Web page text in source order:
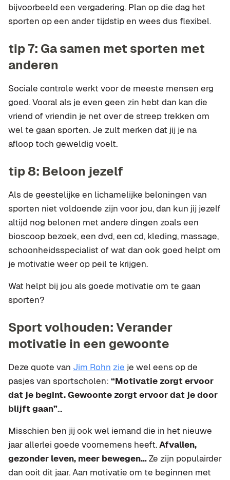
bijvoorbeeld een vergadering. Plan op die dag het
sporten op een ander tijdstip en wees dus flexibel.
tip 7: Ga samen met sporten met
anderen
Sociale controle werkt voor de meeste mensen erg
goed. Vooral als je even geen zin hebt dan kan die
vriend of vriendin je net over de streep trekken om
wel te gaan sporten. Je zult merken dat jij je na
afloop toch geweldig voelt.
tip 8: Beloon jezelf
Als de geestelijke en lichamelijke beloningen van
sporten niet voldoende zijn voor jou, dan kun jij jezelf
altijd nog belonen met andere dingen zoals een
bioscoop bezoek, een dvd, een cd, kleding, massage,
schoonheidsspecialist of wat dan ook goed helpt om
je motivatie weer op peil te krijgen.
Wat helpt bij jou als goede motivatie om te gaan
sporten?
Sport volhouden: Verander
motivatie in een gewoonte
Deze quote van Jim Rohn zie je wel eens op de
pasjes van sportscholen: “Motivatie zorgt ervoor
dat je begint. Gewoonte zorgt ervoor dat je door
blijft gaan”…
Misschien ben jij ook wel iemand die in het nieuwe
jaar allerlei goede voornemens heeft.Afvallen,
gezonder leven, meer bewegen…Ze zijn populairder
dan ooit dit jaar. Aan motivatie om te beginnen met